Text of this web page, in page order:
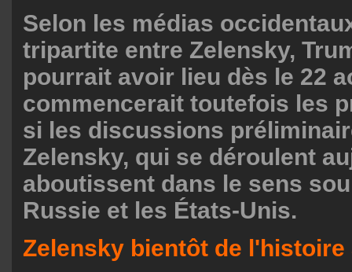
Selon les médias
tripartite entre Zelensky,
pourrait avoir lieu dès le 22
commencerait toutefois les
si les discussions
Zelensky, qui se déroulent
aboutissent dans le sens
Russie et les États-Unis.
Zelensky bientôt de l'histoire